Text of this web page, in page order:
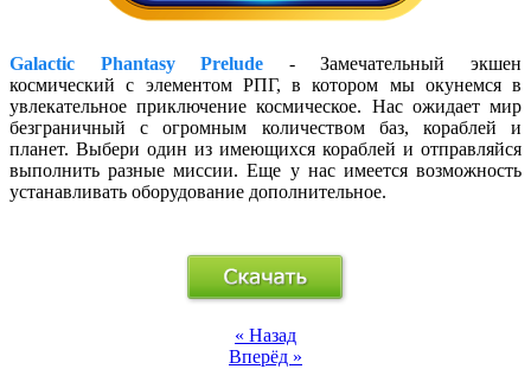
Galactic Phantasy Prelude - Замечательный экшен
космический с элементом РПГ, в котором мы окунемся в
увлекательное приключение космическое. Нас ожидает мир
безграничный с огромным количеством баз, кораблей и
планет. Выбери один из имеющихся кораблей и отправляйся
выполнить разные миссии. Еще у нас имеется возможность
устанавливать оборудование дополнительное.
« Назад
Вперёд »